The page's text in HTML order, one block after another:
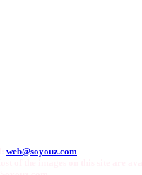
web@soyouz.com